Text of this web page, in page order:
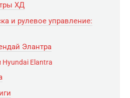
ХД
и рулевое управление:
Элантра
Hyundai Elantra